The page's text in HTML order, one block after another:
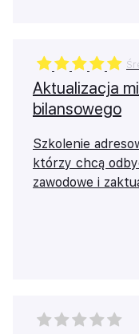
Aktualizacja
bilansowego
Szkolenie
którzy chcą
zawodowe i